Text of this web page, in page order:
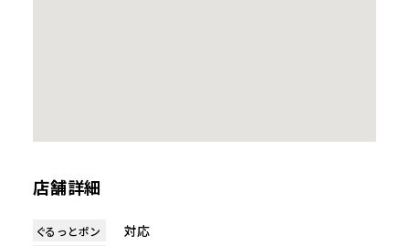
店舗詳細
ぐるっとポン 対応